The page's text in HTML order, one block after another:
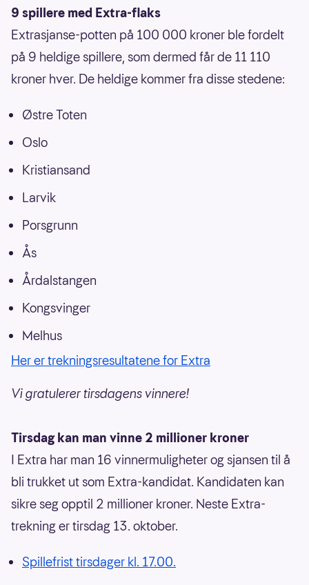
9 spillere med Extra-flaks
Extrasjanse-potten på 100 000 kroner ble fordelt
på 9 heldige spillere, som dermed får de 11 110
kroner hver. De heldige kommer fra disse stedene:
Østre Toten
Oslo
Kristiansand
Larvik
Porsgrunn
Ås
Årdalstangen
Kongsvinger
Melhus
Her er trekningsresultatene for Extra
Vi gratulerer tirsdagens vinnere!
Tirsdag kan man vinne 2 millioner kroner
I Extra har man 16 vinnermuligheter og sjansen til å
bli trukket ut som Extra-kandidat. Kandidaten kan
sikre seg opptil 2 millioner kroner. Neste Extra-
trekning er tirsdag 13. oktober.
Spillefrist tirsdager kl. 17.00.